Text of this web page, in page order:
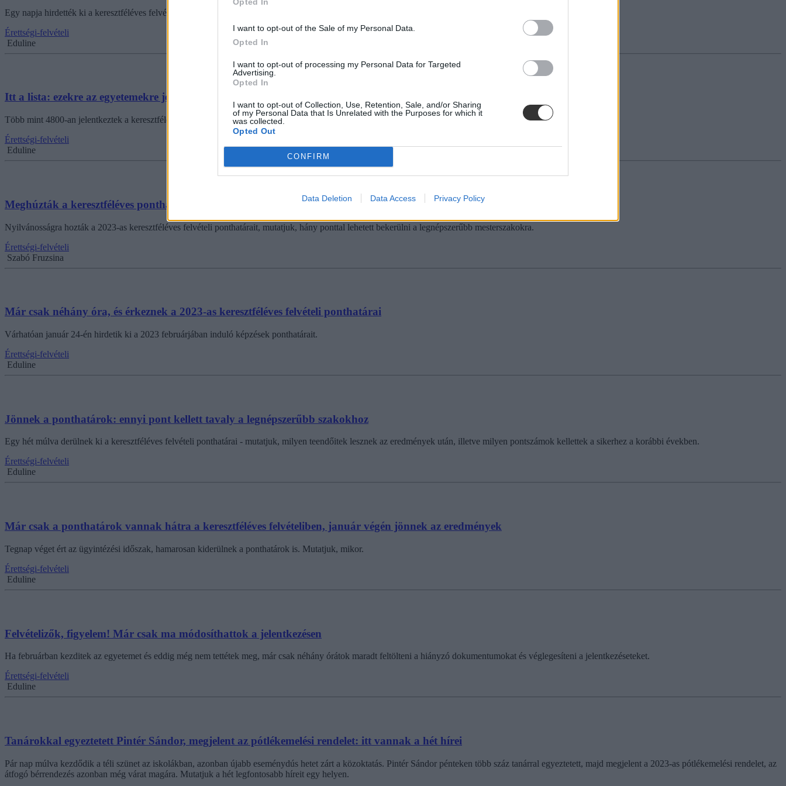
I want to opt-out of the Sale of my Personal Data.
Opted In
I want to opt-out of processing my Personal Data for Targeted
Advertising.
Opted In
I want to opt-out of Collection, Use, Retention, Sale, and/or Sharing
of my Personal Data that Is Unrelated with the Purposes for which it
was collected.
Opted Out
CONFIRM
Data Deletion Data Access Privacy Policy
Egy napja hirdették ki a keresztféléves felvételi végleges ponthatárait, megnéztük melyik szakokra jelentkeztek a legtöbben.
Érettségi-felvételi
Eduline
Itt a lista: ezekre az egyetemekre jelentkeztek a legtöbben a keresztféléves felvételin
Több mint 4800-an jelentkeztek a keresztféléves felvételire, amelynek ponthatárait szerdán hozták nyilvánosságra. Hová próbált bejutni a legtöbb hallgató? Mutatjuk.
Érettségi-felvételi
Eduline
Meghúzták a keresztféléves ponthatárokat, most már végleg búcsút inthetünk a régi felvételi rendszernek
Nyilvánosságra hozták a 2023-as keresztféléves felvételi ponthatárait, mutatjuk, hány ponttal lehetett bekerülni a legnépszerűbb mesterszakokra.
Érettségi-felvételi
Szabó Fruzsina
Már csak néhány óra, és érkeznek a 2023-as keresztféléves felvételi ponthatárai
Várhatóan január 24-én hirdetik ki a 2023 februárjában induló képzések ponthatárait.
Érettségi-felvételi
Eduline
Jönnek a ponthatárok: ennyi pont kellett tavaly a legnépszerűbb szakokhoz
Egy hét múlva derülnek ki a keresztféléves felvételi ponthatárai - mutatjuk, milyen teendőitek lesznek az eredmények után, illetve milyen pontszámok kellettek a sikerhez a korábbi években.
Érettségi-felvételi
Eduline
Már csak a ponthatárok vannak hátra a keresztféléves felvételiben, január végén jönnek az eredmények
Tegnap véget ért az ügyintézési időszak, hamarosan kiderülnek a ponthatárok is. Mutatjuk, mikor.
Érettségi-felvételi
Eduline
Felvételizők, figyelem! Már csak ma módosíthattok a jelentkezésen
Ha februárban kezditek az egyetemet és eddig még nem tettétek meg, már csak néhány órátok maradt feltölteni a hiányzó dokumentumokat és véglegesíteni a jelentkezéseteket.
Érettségi-felvételi
Eduline
Tanárokkal egyeztetett Pintér Sándor, megjelent az pótlékemelési rendelet: itt vannak a hét hírei
Pár nap múlva kezdődik a téli szünet az iskolákban, azonban újabb eseménydús hetet zárt a közoktatás. Pintér Sándor pénteken több száz tanárral egyeztetett, majd megjelent a 2023-as pótlékemelési rendelet, az
átfogó bérrendezés azonban még várat magára. Mutatjuk a hét legfontosabb híreit egy helyen.